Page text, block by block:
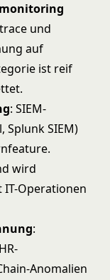
und
auf
ist reif
: SIEM-
Splunk SIEM)
wird
Operationen
:
Anomalien